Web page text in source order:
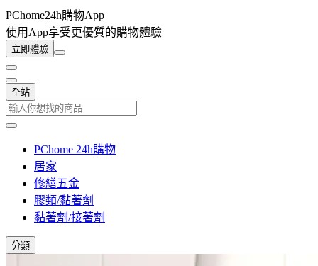
PChome24h購物App
使用App享受更優質的購物體驗
立即體驗
全站
PChome 24h購物
居家
修繕五金
膠類/黏著劑
黏著劑/接著劑
分類